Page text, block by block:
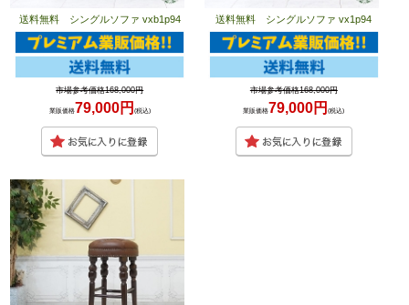
送料無料 シングルソファ vxb1p94
市場参考価格168,000円
業販価格79,000円 (税込)
送料無料 シングルソファ vx1p94
市場参考価格168,000円
業販価格79,000円(税込)